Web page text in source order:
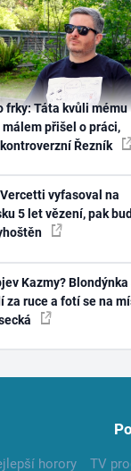
frky: Táta kvůli mému
málem přišel o práci,
Řezník
vyfasoval na
5 let vězení, pak
Kazmy? Blondýnka
za ruce a fotí se na
horory TV